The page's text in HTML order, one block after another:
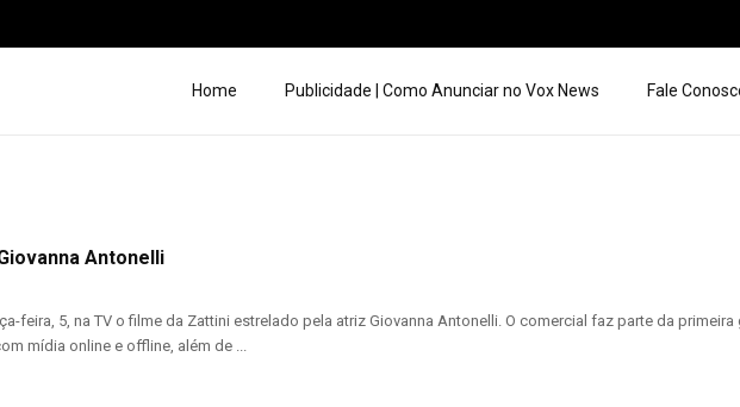
Home Publicidade | Como Anunciar no Vox News Fale
Antonelli
feira, 5, na TV o filme da Zattini estrelado pela atriz Giovanna Antonelli. O comercial faz parte da
mídia online e offline, além de ...